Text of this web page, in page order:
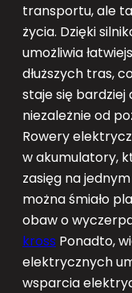
transportu, ale
życia. Dzięki
umożliwia
dłuższych tras,
staje się
niezależnie od
Rowery
w akumulatory,
zasięg na
można śmiało
obaw o
kross Ponadto,
elektrycznych
wsparcia